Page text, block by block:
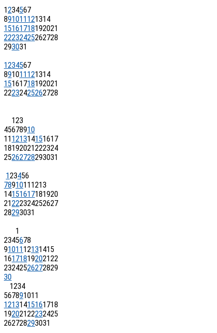
1234567
891011 121314
15161718192021
22232425262728
293031
1234567
891011 121314
15161718192021
22232425262728
123
45678910
11 121314151617
18192021222324
25262728293031
123456
7891011 1213
14151617181920
21222324252627
28293031
1
2345678
91011 12131415
16171819202122
23242526272829
30
1234
567891011
12131415161718
19202122232425
262728293031